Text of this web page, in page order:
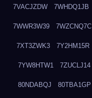
7VACJZDW 7WHDQ1JB
7WWR3W39 7WZCNQ7C
7XT3ZWK3 7Y2HM15R
7YW8HTW1 7ZUCLJ14
80NDABQJ 80TBA1GP